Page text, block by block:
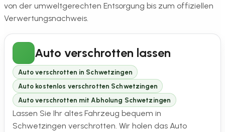
von der umweltgerechten Entsorgung bis zum offiziellen
Verwertungsnachweis.
Auto verschrotten lassen
Auto verschrotten in Schwetzingen
Auto kostenlos verschrotten Schwetzingen
Auto verschrotten mit Abholung Schwetzingen
Lassen Sie Ihr altes Fahrzeug bequem in
Schwetzingen verschrotten. Wir holen das Auto